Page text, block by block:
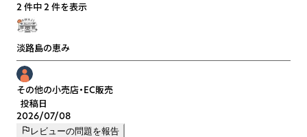
2 件中 2 件を表示
淡路島の恵み
その他の小売店・EC販売
投稿日
2026/07/08
レビューの問題を報告